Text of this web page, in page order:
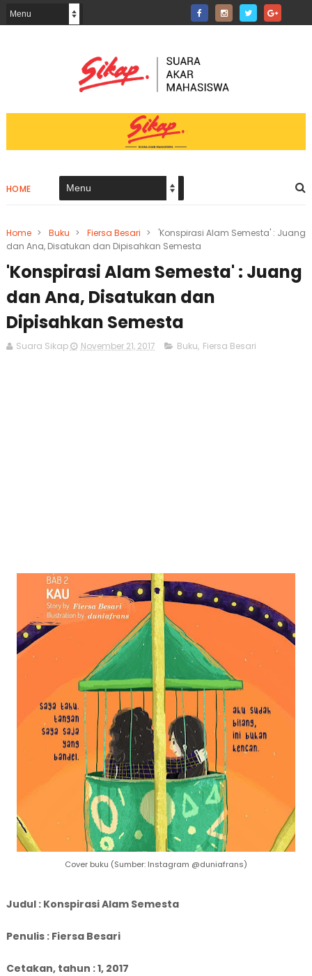
HOME
Home > Buku > Fiersa Besari >
'Konspirasi Alam Semesta' : Juang
dan Ana, Disatukan dan Dipisahkan Semesta
'Konspirasi Alam Semesta' : Juang
dan Ana, Disatukan dan
Dipisahkan Semesta
Suara Sikap November 21, 2017 Buku, Fiersa Besari
Cover buku (Sumber: Instagram @duniafrans)
Judul : Konspirasi Alam Semesta
Penulis : Fiersa Besari
Cetakan, tahun : 1, 2017